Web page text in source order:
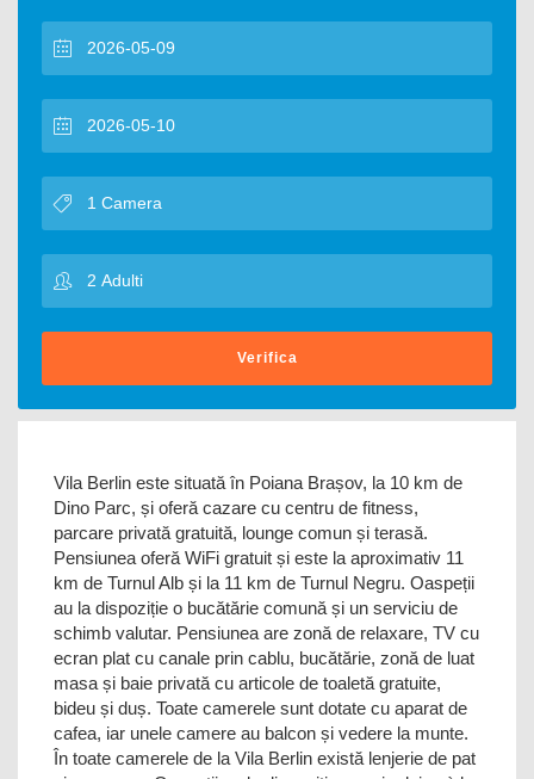
Verifica
Vila Berlin este situată în Poiana Brașov, la 10 km de
Dino Parc, și oferă cazare cu centru de fitness,
parcare privată gratuită, lounge comun și terasă.
Pensiunea oferă WiFi gratuit și este la aproximativ 11
km de Turnul Alb și la 11 km de Turnul Negru. Oaspeții
au la dispoziție o bucătărie comună și un serviciu de
schimb valutar. Pensiunea are zonă de relaxare, TV cu
ecran plat cu canale prin cablu, bucătărie, zonă de luat
masa și baie privată cu articole de toaletă gratuite,
bideu și duș. Toate camerele sunt dotate cu aparat de
cafea, iar unele camere au balcon și vedere la munte.
În toate camerele de la Vila Berlin există lenjerie de pat